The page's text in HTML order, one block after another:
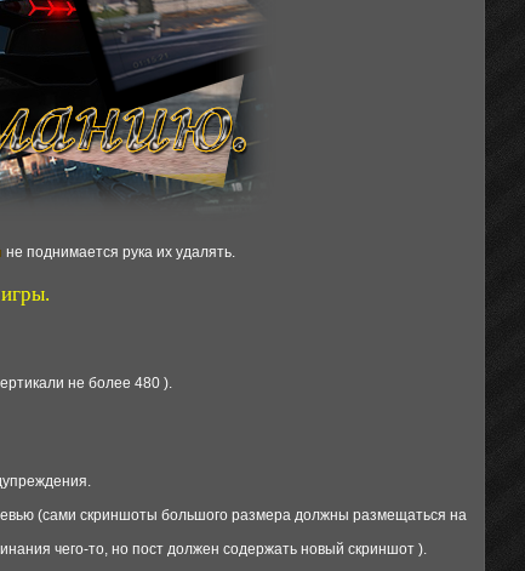
не поднимается рука их удалять.
не более 480 ).
(сами скриншоты большого размера должны размещаться на
чего-то, но пост должен содержать новый скриншот ).